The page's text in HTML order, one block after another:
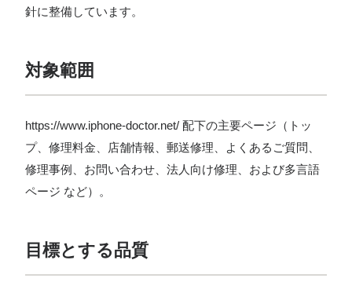
針に整備しています。
対象範囲
https://www.iphone-doctor.net/ 配下の主要ページ（トッ
プ、修理料金、店舗情報、郵送修理、よくあるご質問、
修理事例、お問い合わせ、法人向け修理、および多言語
ページ など）。
目標とする品質